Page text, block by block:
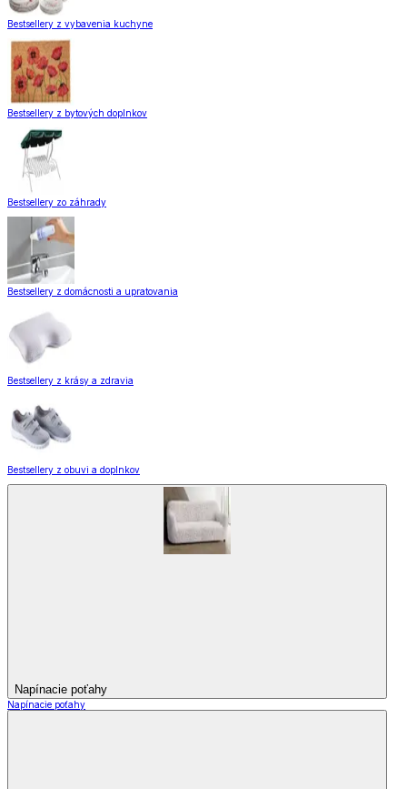
Bestsellery z vybavenia kuchyne
Bestsellery z bytových doplnkov
Bestsellery zo záhrady
Bestsellery z domácnosti a upratovania
Bestsellery z krásy a zdravia
Bestsellery z obuvi a doplnkov
Napínacie poťahy
Napínacie poťahy